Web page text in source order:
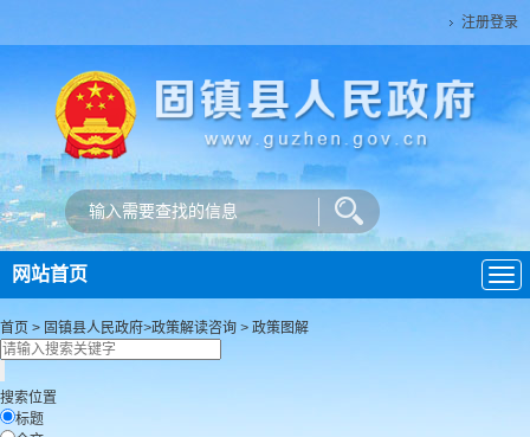
注册登录
导
航
网站首页
首页 > 固镇县人民政府>政策解读咨询 > 政策图解
搜索位置
标题